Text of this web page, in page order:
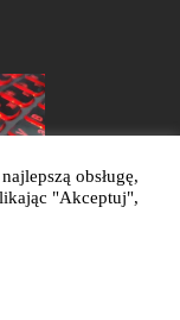
obsługę,
"Akceptuj",